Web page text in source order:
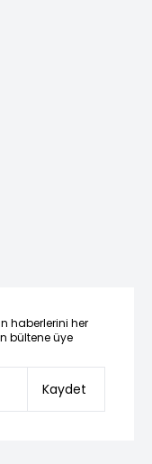
haberlerini her
bültene üye
Kaydet